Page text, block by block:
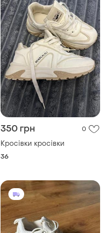
350 грн 0
Кросівки кросівки
36